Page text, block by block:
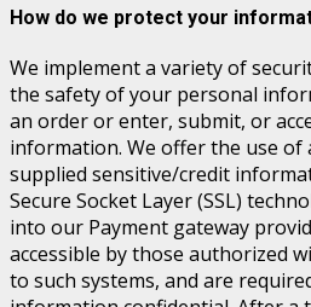
How do we protect your
We implement a variety of
the safety of your personal
an order or enter, submit, or
information. We offer the use of
supplied sensitive/credit
Secure Socket Layer (SSL)
into our Payment gateway
accessible by those authorized
to such systems, and are